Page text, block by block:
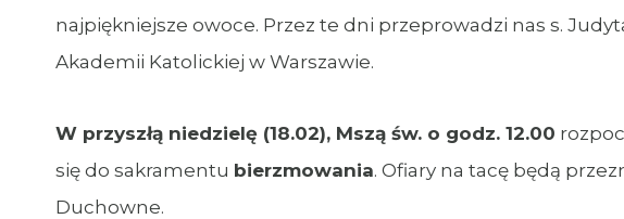
najpiękniejsze owoce. Przez te dni przeprowadzi nas s.
Akademii Katolickiej w Warszawie.
W przyszłą niedzielę (18.02), Mszą św. o godz. 12.00
się do sakramentu bierzmowania. Ofiary na tacę będą
Duchowne.